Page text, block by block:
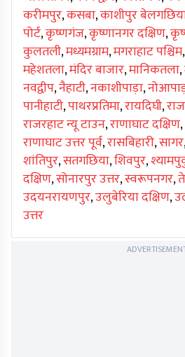
करीमपुर,कसबा,काशीपुर
पोर्ट,कृष्णगंज,कृष्णानगर दक्षिण,
कुलतली,मध्यमग्राम,मगराहाट पश्चिम,
महेशतला,मंदिर बाजार,मानिकतला,
नवद्वीप,नैहाटी,नकाशीपाड़ा,
पानीहाटी,पाथरप्रतिमा,रायदिघी,
राजरहाट न्यू टाउन,राणाघाट दक्षिण,
राणाघाट उत्तर पूर्व,रासबिहारी,सागर
शांतिपुर,सतगछिया,शिवपुर,
दक्षिण,सोनारपुर उत्तर,स्वरूपनगर,
उदयनरायणपुर,उलुबेरिया दक्षिण,
उत्तर